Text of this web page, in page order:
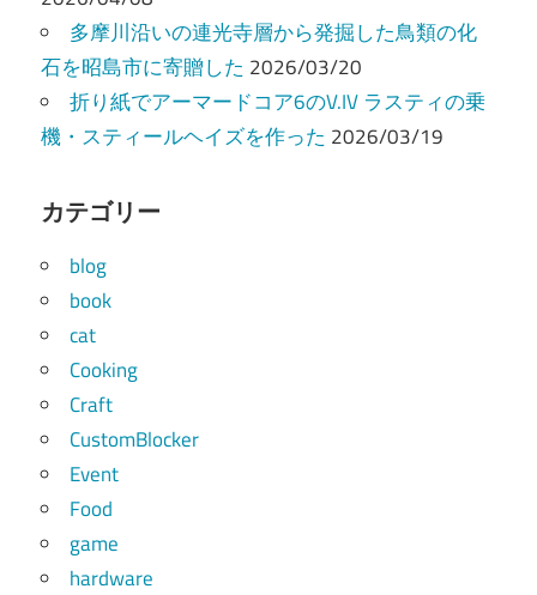
多摩川沿いの連光寺層から発掘した鳥類の化
石を昭島市に寄贈した 2026/03/20
折り紙でアーマードコア6のV.IV ラスティの乗
機・スティールヘイズを作った 2026/03/19
カテゴリー
blog
book
cat
Cooking
Craft
CustomBlocker
Event
Food
game
hardware